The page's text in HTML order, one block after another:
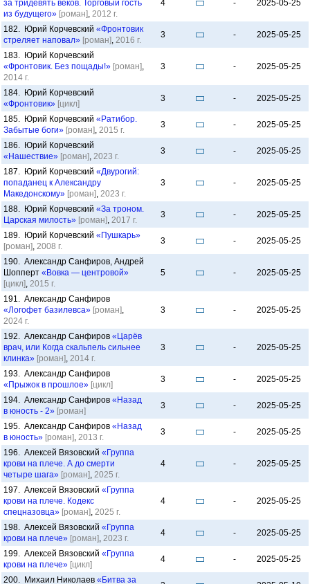
за тридевять веков. Торговый гость
из будущего» [роман], 2012 г.
4 - 2025-05-25
182. Юрий Корчевский «Фронтовик
стреляет наповал» [роман], 2016 г.
3 - 2025-05-25
183. Юрий Корчевский
«Фронтовик. Без пощады!» [роман],
2014 г.
3 - 2025-05-25
184. Юрий Корчевский
«Фронтовик» [цикл]
3 - 2025-05-25
185. Юрий Корчевский «Ратибор.
Забытые боги» [роман], 2015 г.
3 - 2025-05-25
186. Юрий Корчевский
«Нашествие» [роман], 2023 г.
3 - 2025-05-25
187. Юрий Корчевский «Двурогий:
попаданец к Александру
Македонскому» [роман], 2023 г.
3 - 2025-05-25
188. Юрий Корчевский «За троном.
Царская милость» [роман], 2017 г.
3 - 2025-05-25
189. Юрий Корчевский «Пушкарь»
[роман], 2008 г.
3 - 2025-05-25
190. Александр Санфиров, Андрей
Шопперт «Вовка — центровой»
[цикл], 2015 г.
5 - 2025-05-25
191. Александр Санфиров
«Логофет базилевса» [роман],
2024 г.
3 - 2025-05-25
192. Александр Санфиров «Царёв
врач, или Когда скальпель сильнее
клинка» [роман], 2014 г.
3 - 2025-05-25
193. Александр Санфиров
«Прыжок в прошлое» [цикл]
3 - 2025-05-25
194. Александр Санфиров «Назад
в юность - 2» [роман]
3 - 2025-05-25
195. Александр Санфиров «Назад
в юность» [роман], 2013 г.
3 - 2025-05-25
196. Алексей Вязовский «Группа
крови на плече. А до смерти
четыре шага» [роман], 2025 г.
4 - 2025-05-25
197. Алексей Вязовский «Группа
крови на плече. Кодекс
спецназовца» [роман], 2025 г.
4 - 2025-05-25
198. Алексей Вязовский «Группа
крови на плече» [роман], 2023 г.
4 - 2025-05-25
199. Алексей Вязовский «Группа
крови на плече» [цикл]
4 - 2025-05-25
200. Михаил Николаев «Битва за